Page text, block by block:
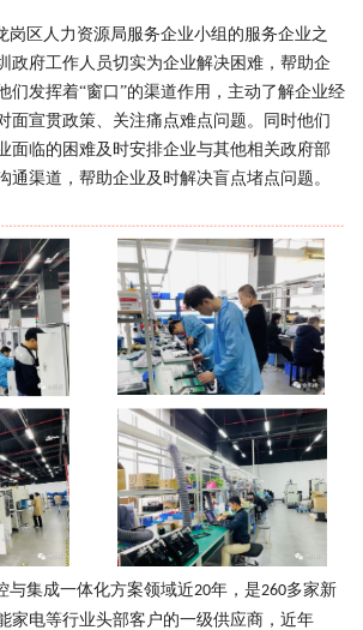
区人力资源局服务企业小组的服务企业之
政府工作人员切实为企业解决困难，帮助企
们发挥着“窗口”的渠道作用，主动了解企业经
面宣贯政策、关注痛点难点问题。同时他们
面临的困难及时安排企业与其他相关政府部
通渠道，帮助企业及时解决盲点堵点问题。
集成一体化方案领域近20年，是260多家新
家电等行业头部客户的一级供应商，近年